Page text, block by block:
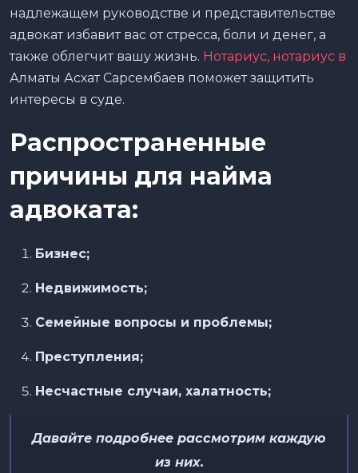
надлежащем руководстве и представительстве
адвокат избавит вас от стресса, боли и денег, а
также облегчит вашу жизнь. Нотариус, нотариус в
Алматы Асхат Сарсембаев поможет защитить
интересы в суде.
Распространенные
причины для найма
адвоката:
Бизнес;
Недвижимость;
Семейные вопросы и проблемы;
Преступления;
Несчастные случаи, халатность;
Давайте подробнее рассмотрим каждую
из них.